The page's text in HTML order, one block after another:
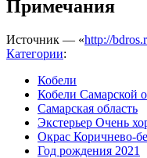
Примечания
Источник — «http://
Категории:
Кобели
Кобели Самарской
Самарская область
Экстерьер Очень
Окрас Коричнево-
Год рождения 2021